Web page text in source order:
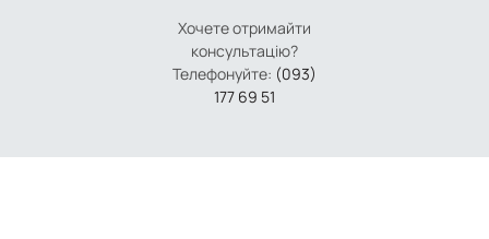
Хочете отримайти
консультацію?
Телефонуйте: (093)
177 69 51